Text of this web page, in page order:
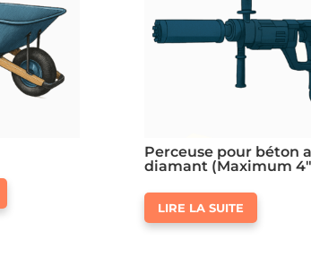
Perceuse pour béton
diamant (Maximum
LIRE LA SUITE